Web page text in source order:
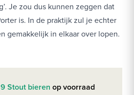
Je zou dus kunnen zeggen dat
is. In de praktijk zul je echter
gemakkelijk in elkaar over lopen.
Stout bieren op voorraad